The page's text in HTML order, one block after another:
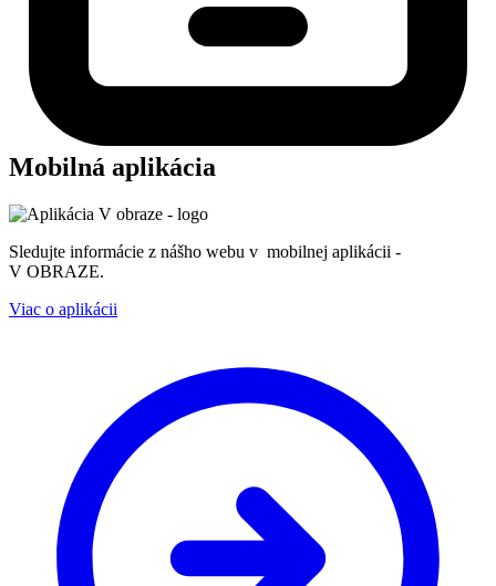
Mobilná aplikácia
Sledujte informácie z nášho webu v mobilnej aplikácii -
V OBRAZE.
Viac o aplikácii